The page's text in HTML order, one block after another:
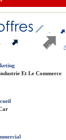
Et Le Commerce